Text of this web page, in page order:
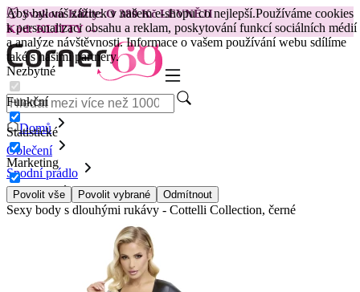
Aby byl váš zážitek v našem e-shopu co nejlepší.Používáme cookies
k personalizaci obsahu a reklam, poskytování funkcí sociálních médií
a analýze návštěvnosti. Informace o vašem používání webu sdílíme
také s našimi partnery.
Nezbytné
Funkční
Statistické
Marketing
Povolit vše Povolit vybrané Odmítnout
😽Svakom Klitty: O 380 Kč LEVNĚJI
Kód: KLITTY →
Domů
Oblečení
Spodní prádlo
Bodysuits
Sexy body s dlouhými rukávy - Cottelli Collection, černé